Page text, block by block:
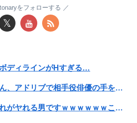
ディラインがHすぎる…
をフォローする
𝕏
ディラインがHすぎる…
【悲報】吉岡里帆さん、アドリブで相手役俳優の手を取りお胸に押し当てる（※画像あり）
【画像】女さん「これがヤれる男ですｗｗｗｗｗｗこっちはヤれない････」⇒！